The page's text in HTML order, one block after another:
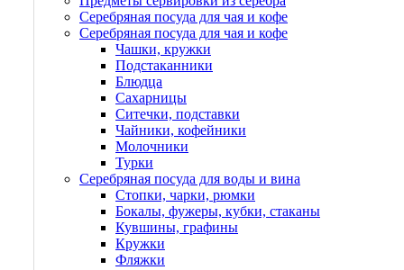
Серебряная посуда для чая и кофе
Серебряная посуда для чая и кофе
Чашки, кружки
Подстаканники
Блюдца
Сахарницы
Ситечки, подставки
Чайники, кофейники
Молочники
Турки
Серебряная посуда для воды и вина
Стопки, чарки, рюмки
Бокалы, фужеры, кубки, стаканы
Кувшины, графины
Кружки
Фляжки